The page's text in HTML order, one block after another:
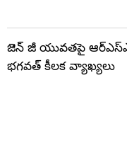
జెన్ జీ యువతపై
భగవత్ కీలక వ్యాఖ్యలు